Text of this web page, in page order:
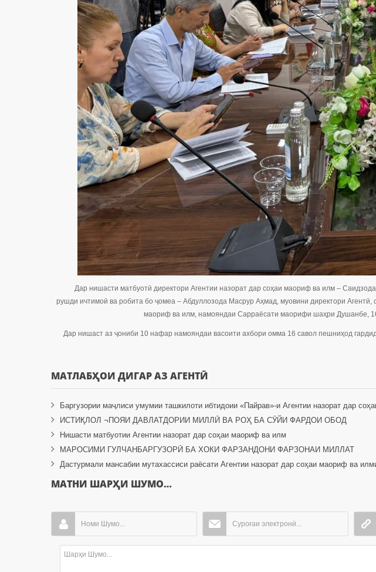
Дар нишасти матбуотӣ директори Агентии назорат дар соҳаи маориф ва илм –
рушди ичтимоӣ ва робита бо ҷомеа – Абдуллозода Масрур Аҳмад, муовини директори
маориф ва илм, намояндаи Сарраёсати маорифи шаҳри Душанбе,
Дар нишаст аз ҷониби 10 нафар намояндаи васоити ахбори омма 16 савол пешниҳод
МАТЛАБҲОИ ДИГАР АЗ АГЕНТӢ
Баргузории маҷлиси умумии ташкилоти ибтидоии «Пайрав»-и Агентии назорат дар
ИСТИҚЛОЛ ¬ПОЯИ ДАВЛАТДОРИИ МИЛЛӢ ВА РОҲ БА СӮЙИ ФАРДОИ ОБОД
Нишасти матбуотии Агентии назорат дар соҳаи маориф ва илм
МАРОСИМИ ГУЛЧАНБАРГУЗОРӢ БА ХОКИ ФАРЗАНДОНИ ФАРЗОНАИ МИЛЛАТ
Дастурмали мансабии мутахассиси раёсати Агентии назорат дар соҳаи маориф ва
МАТНИ ШАРҲИ ШУМО…